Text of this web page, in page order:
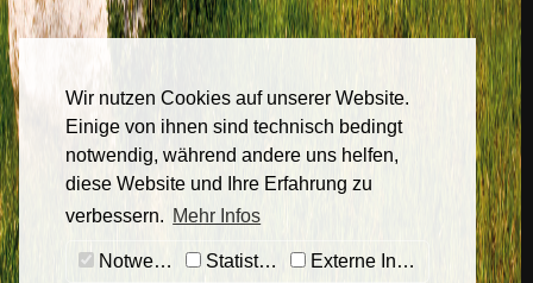
Wir nutzen Cookies auf unserer Website.
Einige von ihnen sind technisch bedingt
notwendig, während andere uns helfen,
diese Website und Ihre Erfahrung zu
verbessern. Mehr Infos
Notwendig Statistiken Externe Inhalte